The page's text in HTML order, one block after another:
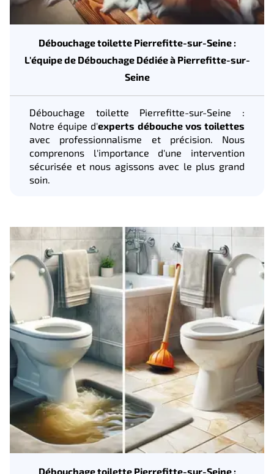
Débouchage toilette Pierrefitte-sur-Seine :
L'équipe de Débouchage Dédiée à Pierrefitte-sur-
Seine
Débouchage toilette Pierrefitte-sur-Seine :
Notre équipe d'experts débouche vos toilettes
avec professionnalisme et précision. Nous
comprenons l'importance d'une intervention
sécurisée et nous agissons avec le plus grand
soin.
Débouchage toilette Pierrefitte-sur-Seine :